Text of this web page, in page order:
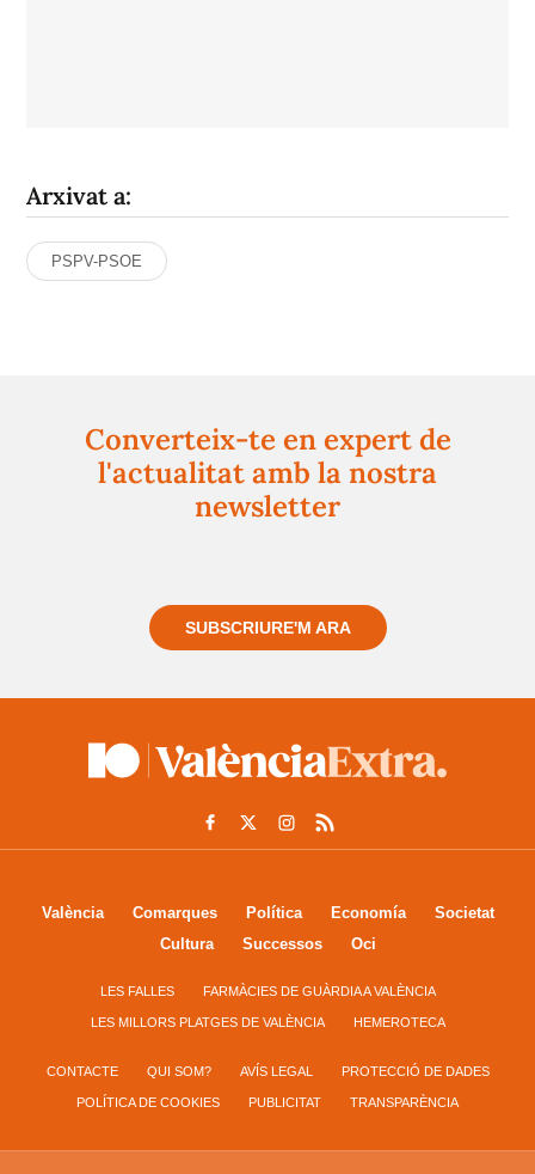
Arxivat a:
PSPV-PSOE
Converteix-te en expert de
l'actualitat amb la nostra
newsletter
SUBSCRIURE'M ARA
València Comarques Política Economía
Societat
Cultura
Successos Oci
LES FALLES FARMÀCIES DE GUÀRDIA A VALÈNCIA
LES MILLORS PLATGES DE VALÈNCIA HEMEROTECA
CONTACTE QUI SOM? AVÍS LEGAL PROTECCIÓ DE DADES
POLÍTICA DE COOKIES PUBLICITAT TRANSPARÈNCIA